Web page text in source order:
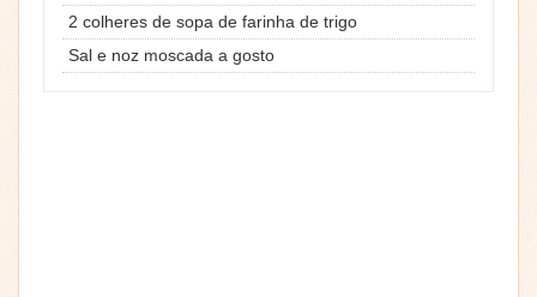
2 colheres de sopa de farinha de trigo
Sal e noz moscada a gosto